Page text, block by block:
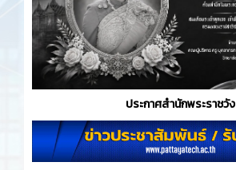
ประกาศสำนักพระราชวัง